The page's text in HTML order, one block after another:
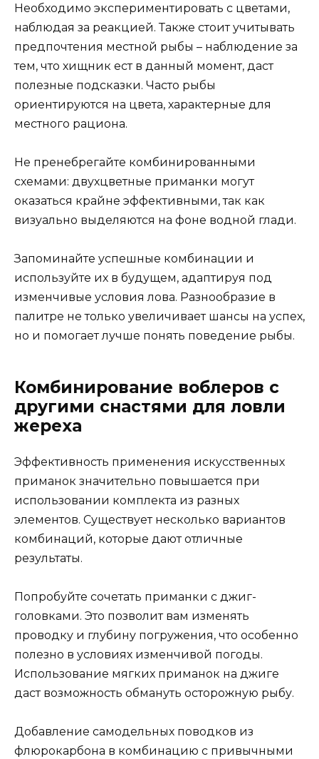
Необходимо экспериментировать с цветами,
наблюдая за реакцией. Также стоит учитывать
предпочтения местной рыбы – наблюдение за
тем, что хищник ест в данный момент, даст
полезные подсказки. Часто рыбы
ориентируются на цвета, характерные для
местного рациона.
Не пренебрегайте комбинированными
схемами: двухцветные приманки могут
оказаться крайне эффективными, так как
визуально выделяются на фоне водной глади.
Запоминайте успешные комбинации и
используйте их в будущем, адаптируя под
изменчивые условия лова. Разнообразие в
палитре не только увеличивает шансы на успех,
но и помогает лучше понять поведение рыбы.
Комбинирование воблеров с
другими снастями для ловли
жереха
Эффективность применения искусственных
приманок значительно повышается при
использовании комплекта из разных
элементов. Существует несколько вариантов
комбинаций, которые дают отличные
результаты.
Попробуйте сочетать приманки с джиг-
головками. Это позволит вам изменять
проводку и глубину погружения, что особенно
полезно в условиях изменчивой погоды.
Использование мягких приманок на джиге
даст возможность обмануть осторожную рыбу.
Добавление самодельных поводков из
флюрокарбона в комбинацию с привычными